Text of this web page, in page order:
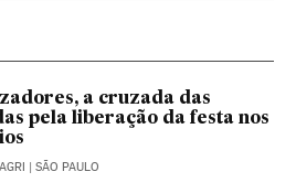
a cruzada das
pela liberação da festa nos
| SÃO PAULO